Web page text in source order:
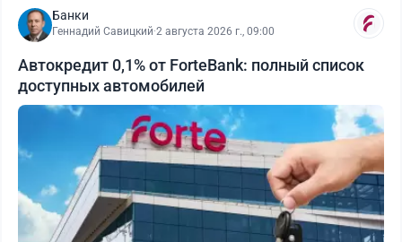
Банки
Геннадий Савицкий·2 августа 2026 г., 09:00
Автокредит 0,1% от ForteBank: полный список
доступных автомобилей